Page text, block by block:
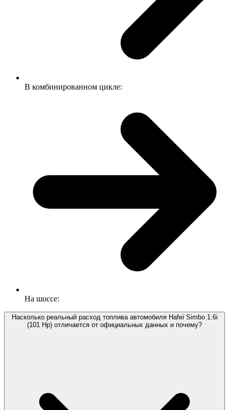
В комбинированном цикле:
На шоссе:
Насколько реальный расход топлива автомобиля Hafei Simbo 1.6i
(101 Hp) отличается от официальных данных и почему?